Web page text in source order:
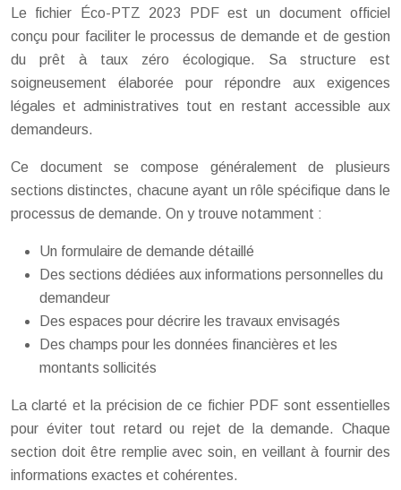
Le fichier Éco-PTZ 2023 PDF est un document officiel
conçu pour faciliter le processus de demande et de gestion
du prêt à taux zéro écologique. Sa structure est
soigneusement élaborée pour répondre aux exigences
légales et administratives tout en restant accessible aux
demandeurs.
Ce document se compose généralement de plusieurs
sections distinctes, chacune ayant un rôle spécifique dans le
processus de demande. On y trouve notamment :
Un formulaire de demande détaillé
Des sections dédiées aux informations personnelles du
demandeur
Des espaces pour décrire les travaux envisagés
Des champs pour les données financières et les
montants sollicités
La clarté et la précision de ce fichier PDF sont essentielles
pour éviter tout retard ou rejet de la demande. Chaque
section doit être remplie avec soin, en veillant à fournir des
informations exactes et cohérentes.